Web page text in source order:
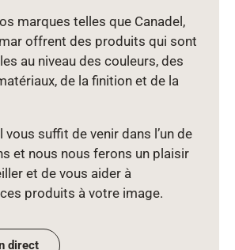
marques telles que Canadel,
offrent des produits qui sont
au niveau des couleurs, des
de la finition et de la
vous suffit de venir dans l’un de
et nous nous ferons un plaisir
et de vous aider à
produits à votre image.
direct